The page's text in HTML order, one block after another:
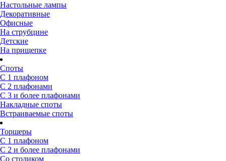
Настольные лампы
Декоративные
Офисные
На струбцине
Детские
На прищепке
Споты
С 1 плафоном
С 2 плафонами
С 3 и более плафонами
Накладные споты
Встраиваемые споты
Торшеры
С 1 плафоном
С 2 и более плафонами
Со столиком